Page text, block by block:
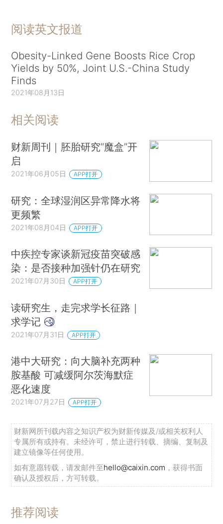
阅读英文报道
Obesity-Linked Gene Boosts Rice Crop
Yields by 50%, Joint U.S.-China Study
Finds
2021年08月13日
相关阅读
财新周刊｜胚胎研究“魔盒”开
启
2021年06月05日 APP打开
研究：全球湿润区异常降水将
更频繁
2021年08月04日 APP打开
中疾控专家谈新冠疫苗突破感
染：是否接种加强针仍在研究
2021年07月30日 APP打开
读研究生，走完求学长征路｜
求学记
2021年07月31日 APP打开
港中大研究：向大脑补充两种
胺基酸 可减缓阿尔茨海默症
恶化速度
2021年07月27日 APP打开
财新网所刊载内容之知识产权为财新传媒及/或相关权利人
专属所有或持有。未经许可，禁止进行转载、摘编、复制及
建立镜像等任何使用。
如有意愿转载，请发邮件至hello@caixin.com ，获得书面
确认及授权后，方可转载。
推荐阅读